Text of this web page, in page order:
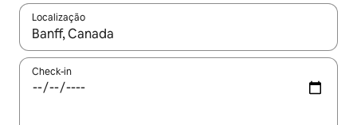
Localização
Quando os resultados estiverem disponíveis, explore-os
Check-in